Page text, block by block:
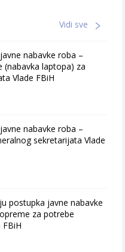
Vidi sve
nabavke roba –
laptopa) za
Vlade FBiH
nabavke roba –
sekretarijata Vlade
postupka javne nabavke
za potrebe